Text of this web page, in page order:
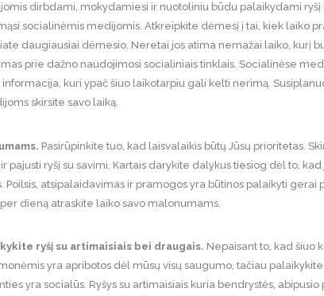
dirbdami, mokydamiesi ir nuotoliniu būdu palaikydami ryšį
socialinėmis medijomis. Atkreipkite dėmesį į tai, kiek laiko
daugiausiai dėmesio. Neretai jos atima nemažai laiko, kurį
prie dažno naudojimosi socialiniais tinklais. Socialinėse
kuri ypač šiuo laikotarpiu gali kelti nerimą.
skirsite savo laiką.
Pasirūpinkite tuo, kad laisvalaikis būtų Jūsų prioritetas.
pajusti ryšį su savimi. Kartais darykite dalykus tiesiog dėl to,
Poilsis, atsipalaidavimas ir pramogos yra būtinos palaikyti gerai
dieną atraskite laiko savo malonumams.
ryšį su artimaisiais bei draugais. Nepaisant to, kad šiuo
yra apribotos dėl mūsų visų saugumo, tačiau
yra socialūs. Ryšys su artimaisiais kuria bendrystės,